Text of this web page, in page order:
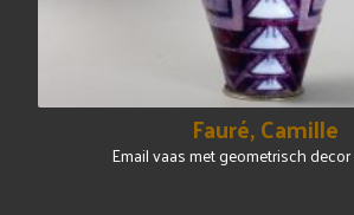
Fauré, Camille
Email vaas met geometrisch decor